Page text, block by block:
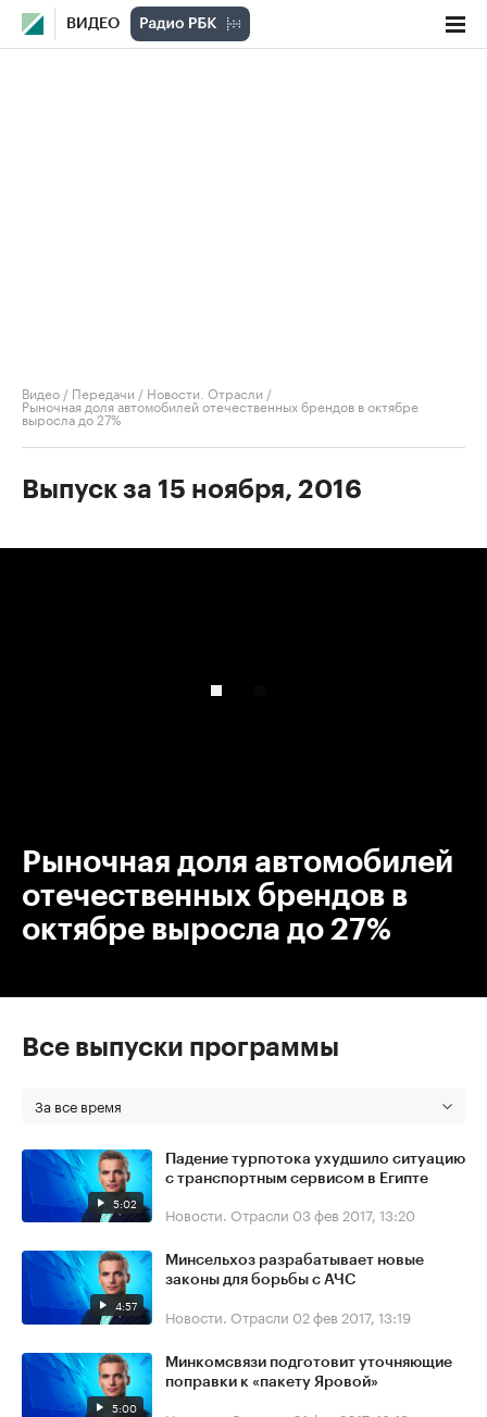
ВИДЕО
Видео / Передачи / Новости. Отрасли /
Рыночная доля автомобилей отечественных брендов в октябре
выросла до 27%
Выпуск за 15 ноября, 2016
Рыночная доля автомобилей
отечественных брендов в
октябре выросла до 27%
Все выпуски программы
За все время
5:02
Падение турпотока ухудшило ситуацию
с транспортным сервисом в Египте
Новости. Отрасли 03 фев 2017, 13:20
4:57
Минсельхоз разрабатывает новые
законы для борьбы с АЧС
Новости. Отрасли 02 фев 2017, 13:19
5:00
Минкомсвязи подготовит уточняющие
поправки к «пакету Яровой»